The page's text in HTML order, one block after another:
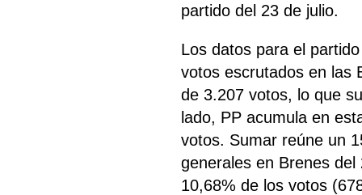
partido del 23 de julio.
Los datos para el
votos escrutados en las
de 3.207 votos, lo que
lado, PPacumula en
votos. Sumar reúne un
generales en Brenes
10,68% de los votos